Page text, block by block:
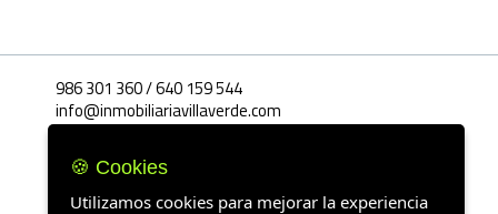
986 301 360 / 640 159 544
info@inmobiliariavillaverde.com
MONTERO RIOS, 23 BAJO
36940 - Cangas
Pontevedra
🍪 Cookies
Utilizamos cookies para mejorar la experiencia